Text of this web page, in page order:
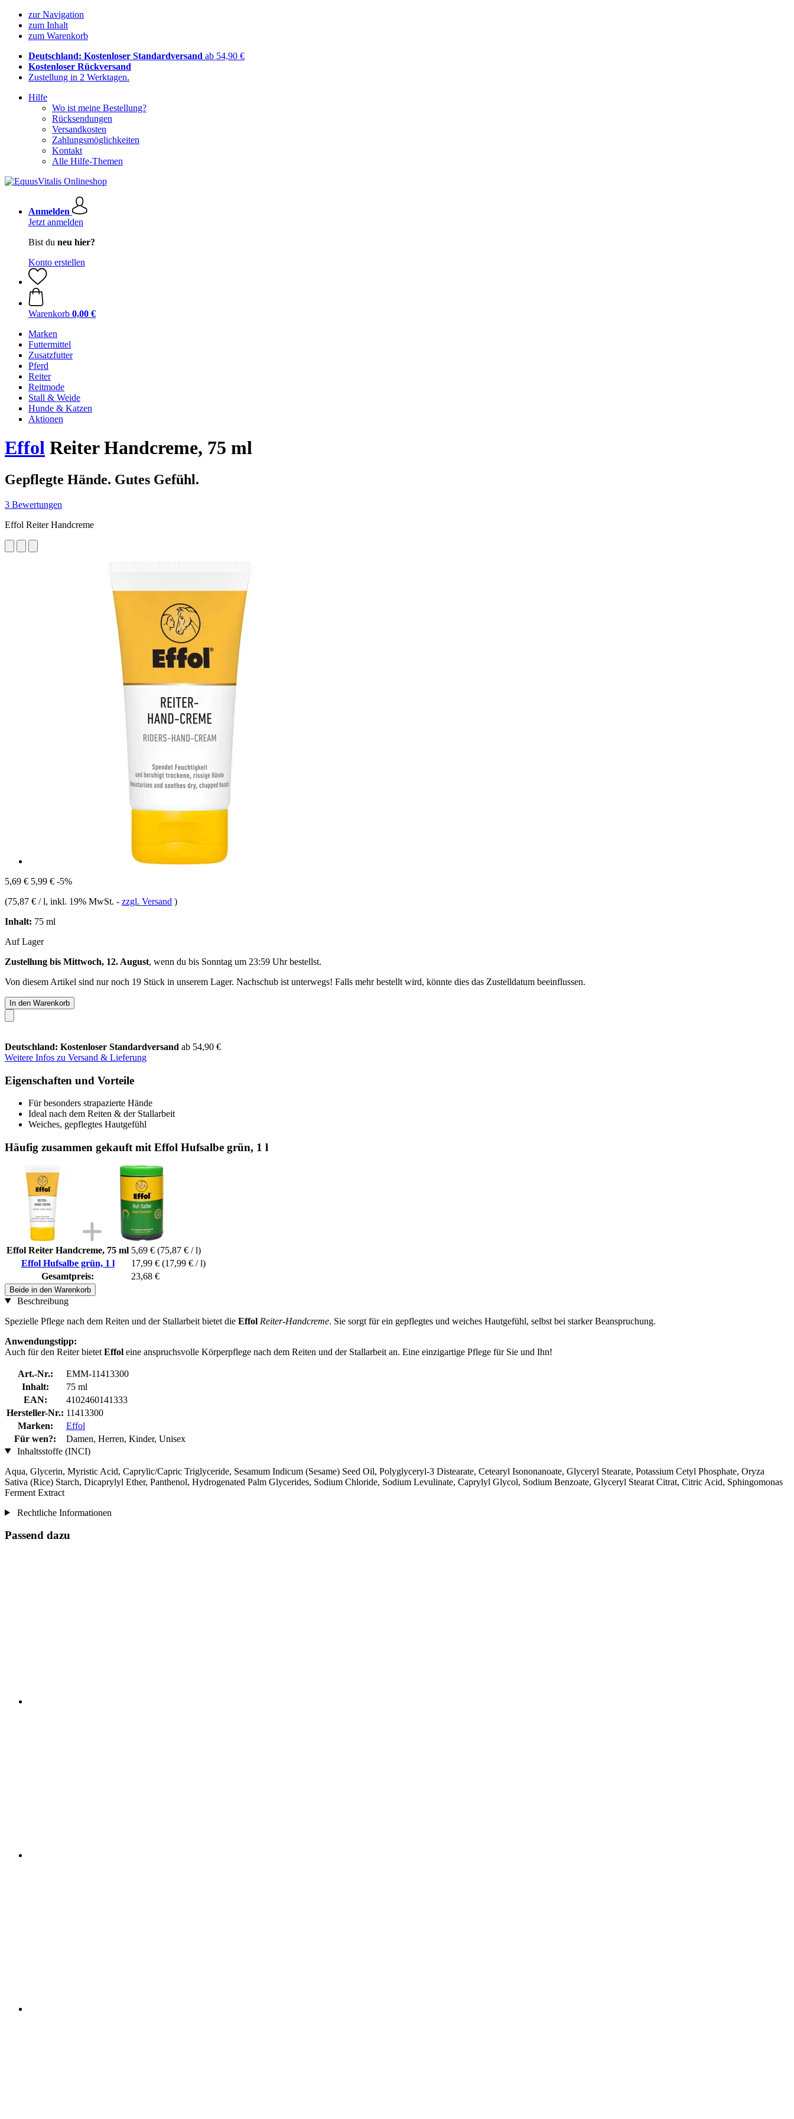
zur Navigation
zum Inhalt
zum Warenkorb
Deutschland: Kostenloser Standardversand ab 54,90 €
Kostenloser Rückversand
Zustellung in 2 Werktagen.
Hilfe
Wo ist meine Bestellung?
Rücksendungen
Versandkosten
Zahlungsmöglichkeiten
Kontakt
Alle Hilfe-Themen
Anmelden
Jetzt anmelden
Bist du neu hier?
Konto erstellen
Warenkorb 0,00 €
Marken
Futtermittel
Zusatzfutter
Pferd
Reiter
Reitmode
Stall & Weide
Hunde & Katzen
Aktionen
Effol Reiter Handcreme, 75 ml
Gepflegte Hände. Gutes Gefühl.
3 Bewertungen
Effol Reiter Handcreme
5,69 € 5,99 € -5%
(75,87 € / l, inkl. 19% MwSt. - zzgl. Versand )
Inhalt: 75 ml
Auf Lager
Zustellung bis Mittwoch, 12. August, wenn du bis Sonntag um 23:59 Uhrbestellst.
Von diesem Artikel sind nur noch 19 Stück in unserem Lager. Nachschub ist unterwegs! Falls mehr bestellt wird, könnte dies das Zustelldatum beeinflussen.
In den Warenkorb
Deutschland: Kostenloser Standardversand ab 54,90 €
Weitere Infos zu Versand & Lieferung
Eigenschaften und Vorteile
Für besonders strapazierte Hände
Ideal nach dem Reiten & der Stallarbeit
Weiches, gepflegtes Hautgefühl
Häufig zusammen gekauft mit Effol Hufsalbe grün, 1 l
Effol Reiter Handcreme, 75 ml 5,69 € (75,87 € / l)
Effol Hufsalbe grün, 1 l
17,99 € (17,99 € / l)
Gesamtpreis:
23,68 €
Beide in den Warenkorb
Beschreibung
Spezielle Pflege nach dem Reiten und der Stallarbeit bietet die Effol Reiter-Handcreme. Sie sorgt für ein gepflegtes und weiches Hautgefühl, selbst bei starker Beanspruchung.
Anwendungstipp:
Auch für den Reiter bietet Effol eine anspruchsvolle Körperpflege nach dem Reiten und der Stallarbeit an. Eine einzigartige Pflege für Sie und Ihn!
Art.-Nr.:
EMM-11413300
Inhalt:
75 ml
EAN:
4102460141333
Hersteller-Nr.: 11413300
Marken:
Effol
Für wen?:
Damen, Herren, Kinder, Unisex
Inhaltsstoffe (INCI)
Aqua, Glycerin, Myristic Acid, Caprylic/Capric Triglyceride, Sesamum Indicum (Sesame) Seed Oil, Polyglyceryl-3 Distearate, Cetearyl Isononanoate, Glyceryl Stearate, Potassium Cetyl Phosphate, Oryza
Sativa (Rice) Starch, Dicaprylyl Ether, Panthenol, Hydrogenated Palm Glycerides, Sodium Chloride, Sodium Levulinate, Caprylyl Glycol, Sodium Benzoate, Glyceryl Stearat Citrat, Citric Acid, Sphingomonas
Ferment Extract
Rechtliche Informationen
Passend dazu